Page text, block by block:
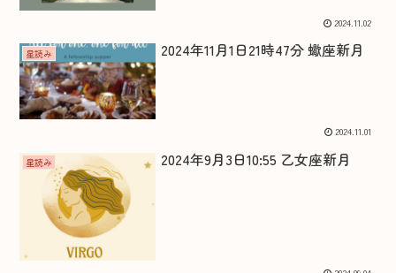
2024.11.02
星読み 2024年11月1日21時47分 蠍座新月
2024.11.01
星読み 2024年9月3日10:55 乙女座新月